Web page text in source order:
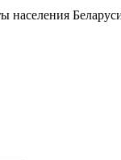
населения